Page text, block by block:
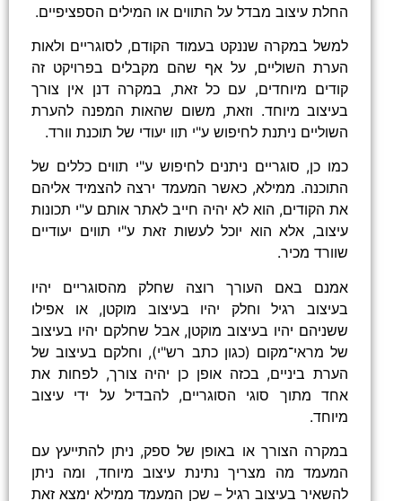
החלת עיצוב מבדל על התווים או המילים הספציפיים.
למשל במקרה שננקט בעמוד הקודם, לסוגריים ולאות
הערת השוליים, על אף שהם מקבלים בפרויקט זה
קודים מיוחדים, עם כל זאת, במקרה דנן אין צורך
בעיצוב מיוחד. וזאת, משום שהאות המפנה להערת
השוליים ניתנת לחיפוש ע"י תוו יעודי של תוכנת וורד.
כמו כן, סוגריים ניתנים לחיפוש ע"י תווים כללים של
התוכנה. ממילא, כאשר המעמד ירצה להצמיד אליהם
את הקודים, הוא לא יהיה חייב לאתר אותם ע"י תכונות
עיצוב, אלא הוא יוכל לעשות זאת ע"י תווים יעודיים
שוורד מכיר.
אמנם באם העורך רוצה שחלק מהסוגריים יהיו
בעיצוב רגיל וחלק יהיו בעיצוב מוקטן, או אפילו
ששניהם יהיו בעיצוב מוקטן, אבל שחלקם יהיו בעיצוב
של מראי־מקום (כגון כתב רש"י), וחלקם בעיצוב של
הערת ביניים, בכזה אופן כן יהיה צורך, לפחות את
אחד מתוך סוגי הסוגריים, להבדיל על ידי עיצוב
מיוחד.
במקרה הצורך או באופן של ספק, ניתן להתייעץ עם
המעמד מה מצריך נתינת עיצוב מיוחד, ומה ניתן
להשאיר בעיצוב רגיל – שכן המעמד ממילא ימצא זאת